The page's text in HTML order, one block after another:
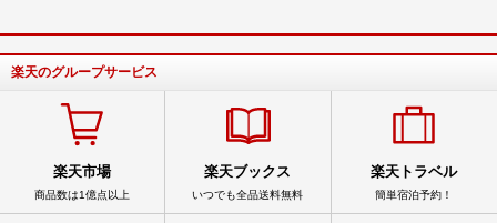
楽天のグループサービス
楽天市場
商品数は1億点以上
楽天ブックス
いつでも全品送料無料
楽天トラベル
簡単宿泊予約！